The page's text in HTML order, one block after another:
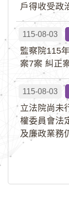
戶得收受政
115-08-03
監察院115
案7案 糾正
115-08-03
立法院尚未
權委員會法
及廉政業務